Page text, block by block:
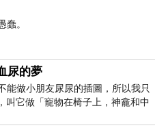
蠢。
尿的夢
能做小朋友尿尿的插圖，所以我只
叫它做「寵物在椅子上，神龕和中
了。 六月底